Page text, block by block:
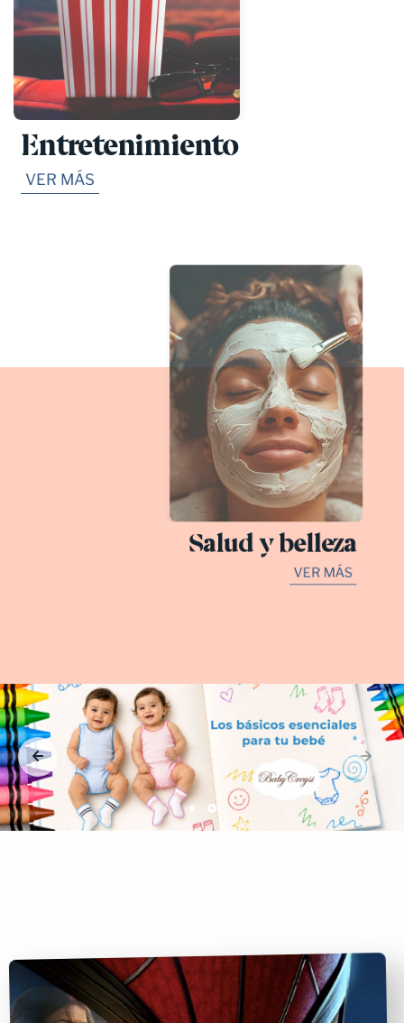
Entretenimiento
VER MÁS
Salud y belleza